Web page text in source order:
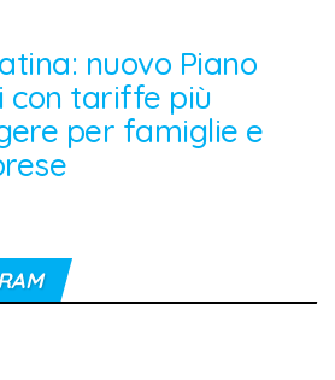
nuovo Piano
con tariffe più
per famiglie e